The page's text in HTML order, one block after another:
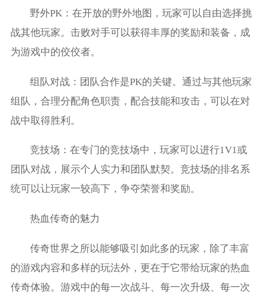
野外PK：在开放的野外地图，玩家可以自由选择挑
战其他玩家。击败对手可以获得丰厚的奖励和装备，成
为游戏中的佼佼者。
组队对战：团队合作是PK的关键。通过与其他玩家
组队，合理分配角色职责，配合技能和攻击，可以在对
战中取得胜利。
竞技场：在专门的竞技场中，玩家可以进行1V1或
团队对战，展示个人实力和团队默契。竞技场的排名系
统可以让玩家一较高下，争夺荣誉和奖励。
热血传奇的魅力
传奇世界之所以能够吸引如此多的玩家，除了丰富
的游戏内容和多样的玩法外，更在于它带给玩家的热血
传奇体验。游戏中的每一次战斗、每一次升级、每一次